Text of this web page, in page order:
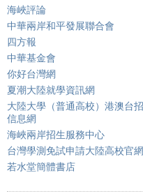
海峽評論
中華兩岸和平發展聯合會
四方報
中華基金會
你好台灣網
夏潮大陸就學資訊網
大陸大學（普通高校）港澳台
信息網
海峽兩岸招生服務中心
台灣學測免試申請大陸高校官網
若水堂簡體書店